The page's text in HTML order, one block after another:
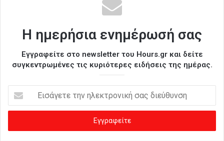
Η ημερήσια ενημέρωσή σας
Εγγραφείτε στο newsletter του Hours.gr και δείτε
συγκεντρωμένες τις κυριότερες ειδήσεις της ημέρας.
σ
γ